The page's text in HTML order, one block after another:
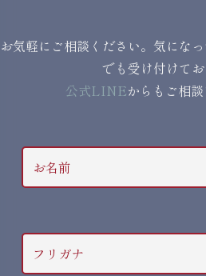
お気軽にご相談ください。気にな
でも受け付けてお
公式LINEからもご相談
お名前
フリガナ